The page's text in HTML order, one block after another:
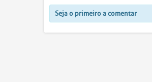
Seja o primeiro a comentar